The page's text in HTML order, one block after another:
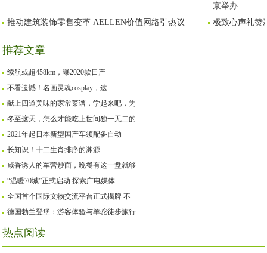
京举办
推动建筑装饰零售变革 AELLEN价值网络引热议
极致心声礼赞
推荐文章
续航或超458km，曝2020款日产
不看遗憾！名画灵魂cosplay，这
献上四道美味的家常菜谱，学起来吧，为
冬至这天，怎么才能吃上世间独一无二的
2021年起日本新型国产车须配备自动
长知识！十二生肖排序的渊源
咸香诱人的军营炒面，晚餐有这一盘就够
“温暖70城”正式启动 探索广电媒体
全国首个国际文物交流平台正式揭牌 不
德国勃兰登堡：游客体验与羊驼徒步旅行
热点阅读